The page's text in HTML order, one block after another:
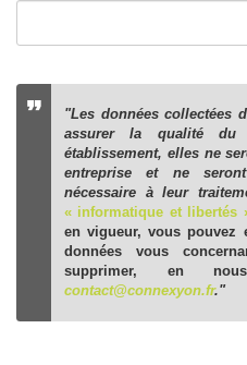
"Les données collectées
assurer la qualité du
établissement, elles ne
entreprise et ne
nécessaire à leur
« informatique et libertés
en vigueur, vous pouvez
données vous
supprimer, en
contact@connexyon.fr."